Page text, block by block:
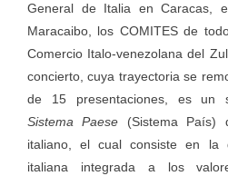
General de Italia en Caracas,
Maracaibo, los COMITES de
Comercio Italo-venezolana del
concierto, cuya trayectoria se
de 15 presentaciones, es un
Sistema Paese (Sistema País)
italiano, el cual consiste en la
italiana integrada a los